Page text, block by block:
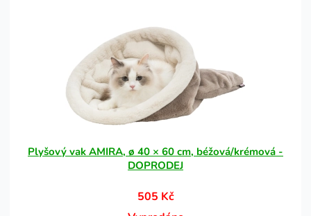
Plyšový vak AMIRA, ø 40 × 60 cm, béžová/krémová -
DOPRODEJ
505 Kč